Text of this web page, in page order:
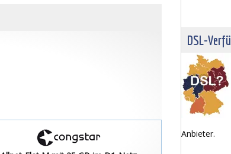
DSL-
Anbieter.